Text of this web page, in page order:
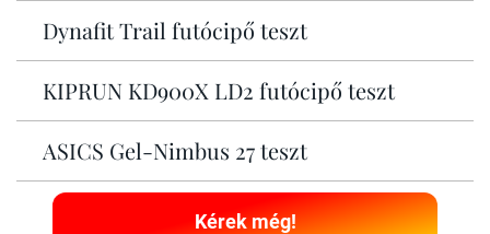
Dynafit Trail futócipő teszt
KIPRUN KD900X LD2 futócipő teszt
ASICS Gel-Nimbus 27 teszt
Kérek még!